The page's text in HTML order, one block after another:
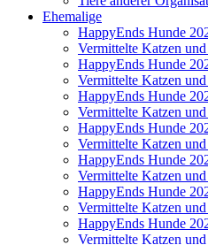
Ehemalige
HappyEnds Hunde
Vermittelte Katzen
HappyEnds Hunde
Vermittelte Katzen
HappyEnds Hunde
Vermittelte Katzen
HappyEnds Hunde
Vermittelte Katzen
HappyEnds Hunde
Vermittelte Katzen
HappyEnds Hunde
Vermittelte Katzen
HappyEnds Hunde
Vermittelte Katzen